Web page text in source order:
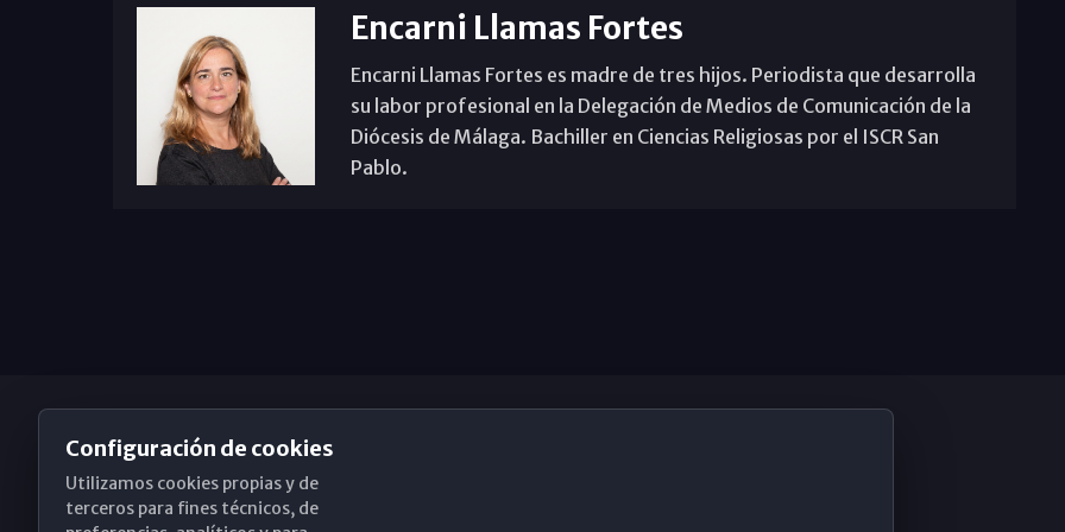
Encarni Llamas Fortes
Encarni Llamas Fortes es madre de tres hijos. Periodista que desarrolla
su labor profesional en la Delegación de Medios de Comunicación de la
Diócesis de Málaga. Bachiller en Ciencias Religiosas por el ISCR San
Pablo.
Obispado de Málaga
Configuración de cookies
Utilizamos cookies propias y de
terceros para fines técnicos, de